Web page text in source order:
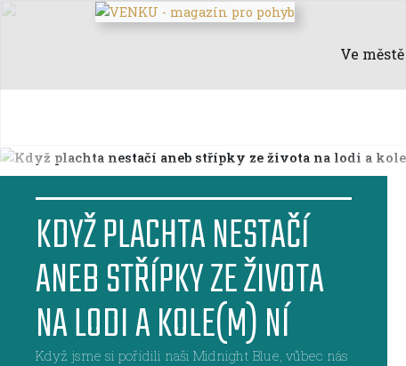
Ve městě
KDYŽ PLACHTA NESTAČÍ
ANEB STŘÍPKY ZE ŽIVOTA
NA LODI A KOLE(M) NÍ
Když jsme si pořídili naši Midnight Blue, vůbec nás